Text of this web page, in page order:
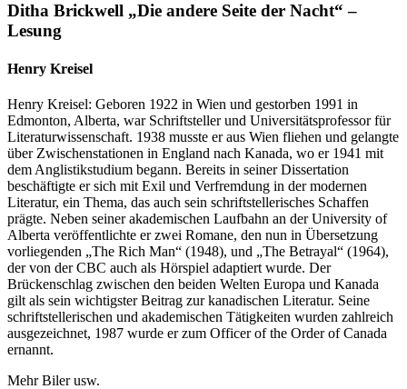
Ditha Brickwell „Die andere Seite der Nacht“ –
Lesung
Henry Kreisel
Henry Kreisel: Geboren 1922 in Wien und gestorben 1991 in
Edmonton, Alberta, war Schriftsteller und Universitätsprofessor für
Literaturwissenschaft. 1938 musste er aus Wien fliehen und gelangte
über Zwischenstationen in England nach Kanada, wo er 1941 mit
dem Anglistikstudium begann. Bereits in seiner Dissertation
beschäftigte er sich mit Exil und Verfremdung in der modernen
Literatur, ein Thema, das auch sein schriftstellerisches Schaffen
prägte. Neben seiner akademischen Laufbahn an der University of
Alberta veröffentlichte er zwei Romane, den nun in Übersetzung
vorliegenden „The Rich Man“ (1948), und „The Betrayal“ (1964),
der von der CBC auch als Hörspiel adaptiert wurde. Der
Brückenschlag zwischen den beiden Welten Europa und Kanada
gilt als sein wichtigster Beitrag zur kanadischen Literatur. Seine
schriftstellerischen und akademischen Tätigkeiten wurden zahlreich
ausgezeichnet, 1987 wurde er zum Officer of the Order of Canada
ernannt.
Mehr Biler usw.